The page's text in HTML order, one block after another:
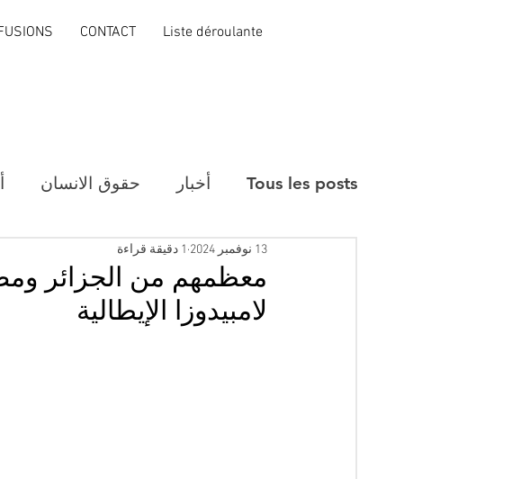
CONTACT Liste déroulante
Tous les posts أخبار حقوق الانسان
لامبيدوزا الإيطالية
13 نوفمبر 2024 1 دقيقة قراءة